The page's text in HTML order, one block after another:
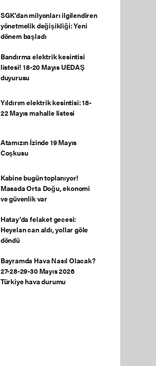
SGK’dan milyonları ilgilendiren
yönetmelik değişikliği: Yeni
dönem başladı
Bandırma elektrik kesintisi
listesi! 18-20 Mayıs UEDAŞ
duyurusu
Yıldırım elektrik kesintisi: 18-
22 Mayıs mahalle listesi
Atamızın İzinde 19 Mayıs
Coşkusu
Kabine bugün toplanıyor!
Masada Orta Doğu, ekonomi
ve güvenlik var
Hatay’da felaket gecesi:
Heyelan can aldı, yollar göle
döndü
Bayramda Hava Nasıl Olacak?
27-28-29-30 Mayıs 2026
Türkiye hava durumu